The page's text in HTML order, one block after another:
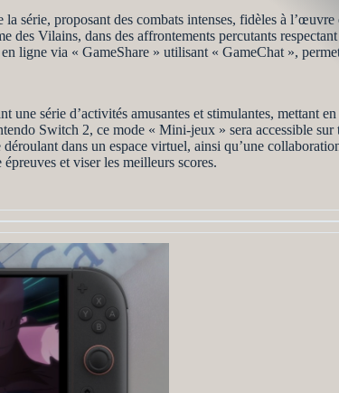
série, proposant des combats intenses, fidèles à l’œuvre
des Vilains, dans des affrontements percutants respectant
ligne via « GameShare » utilisant « GameChat »,
série d’activités amusantes et stimulantes, mettant en
Switch 2, ce mode « Mini-jeux » sera accessible sur
dans un espace virtuel, ainsi qu’une
et viser les meilleurs scores.